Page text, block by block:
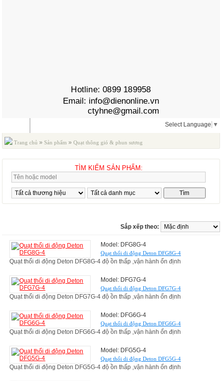
Hotline:0899 189958
Email: info@dienonline.vn
ctyhne@gmail.com
Trang chủ »Sản phẩm »Quạt thông gió & phun sương
Select Language ▼
TÌM KIẾM SẢN PHẨM:
Sắp xếp theo:
Model: DFG8G-4
Quạt thổi di động Deton DFG8G-4
Quạt thổi di động Deton DFG8G-4 độ ồn thấp ,vận hành ổn định
Model: DFG7G-4
Quạt thổi di động Deton DFG7G-4
Quạt thổi di động Deton DFG7G-4 độ ồn thấp ,vận hành ổn định
Model: DFG6G-4
Quạt thổi di động Deton DFG6G-4
Quạt thổi di động Deton DFG6G-4 độ ồn thấp ,vận hành ổn định
Model: DFG5G-4
Quạt thổi di động Deton DFG5G-4
Quạt thổi di động Deton DFG5G-4 độ ồn thấp ,vận hành ổn định